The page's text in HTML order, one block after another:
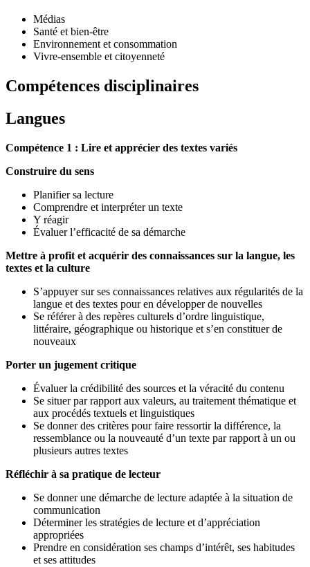
Médias
Santé et bien-être
Environnement et consommation
Vivre-ensemble et citoyenneté
Compétences disciplinaires
Langues
Compétence 1 : Lire et apprécier des textes variés
Construire du sens
Planifier sa lecture
Comprendre et interpréter un texte
Y réagir
Évaluer l’efficacité de sa démarche
Mettre à profit et acquérir des connaissances sur la langue, les
textes et la culture
S’appuyer sur ses connaissances relatives aux régularités de la
langue et des textes pour en développer de nouvelles
Se référer à des repères culturels d’ordre linguistique,
littéraire, géographique ou historique et s’en constituer de
nouveaux
Porter un jugement critique
Évaluer la crédibilité des sources et la véracité du contenu
Se situer par rapport aux valeurs, au traitement thématique et
aux procédés textuels et linguistiques
Se donner des critères pour faire ressortir la différence, la
ressemblance ou la nouveauté d’un texte par rapport à un ou
plusieurs autres textes
Réfléchir à sa pratique de lecteur
Se donner une démarche de lecture adaptée à la situation de
communication
Déterminer les stratégies de lecture et d’appréciation
appropriées
Prendre en considération ses champs d’intérêt, ses habitudes
et ses attitudes